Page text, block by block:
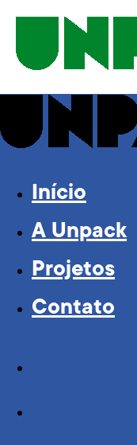
Início
A Unpack
Projetos
Contato